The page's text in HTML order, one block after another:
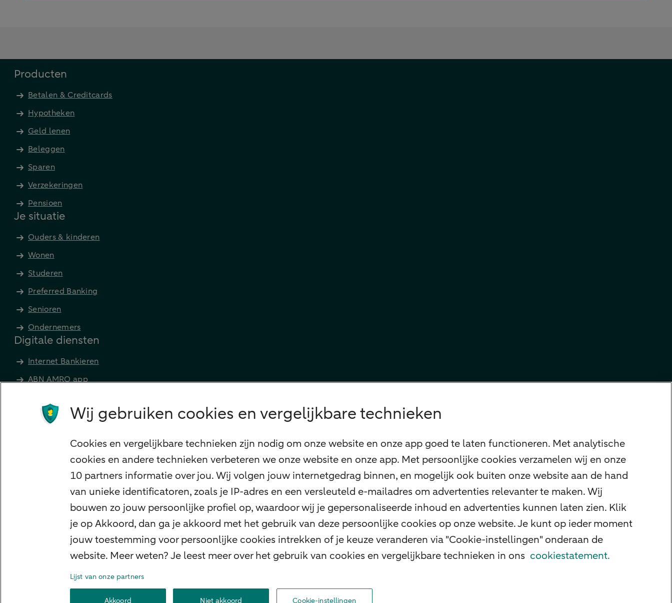
Producten
Betalen & Creditcards
Hypotheken
Geld lenen
Beleggen
Sparen
Verzekeringen
Pensioen
Je situatie
Ouders & kinderen
Wonen
Studeren
Preferred Banking
Senioren
Ondernemers
Digitale diensten
Internet Bankieren
ABN AMRO app
Apple Pay
Meest gezocht
Hypotheek berekenen
Jaaroverzicht
Rood staan
Over ABN AMROKlacht indienen
Wij gebruiken cookies en vergelijkbare technieken
Cookies en vergelijkbare technieken zijn nodig om onze website en onze app goed te laten functioneren. Met analytische
cookies en andere technieken verbeteren we onze website en onze app. Met persoonlijke cookies verzamelen wij en onze
10 partners informatie over jou. Wij volgen jouw internetgedrag binnen, en mogelijk ook buiten onze website aan de hand
van unieke identificatoren, zoals je IP-adres en een versleuteld e-mailadres om advertenties relevanter te maken. Wij
bouwen zo jouw persoonlijke profiel op, waardoor wij je gepersonaliseerde inhoud en advertenties kunnen laten zien. Klik
je op Akkoord, dan ga je akkoord met het gebruik van deze persoonlijke cookies op onze website. Je kunt op ieder moment
jouw toestemming voor persoonlijke cookies intrekken of je keuze veranderen via "Cookie-instellingen" onderaan de
website. Meer weten? Je leest meer over het gebruik van cookies en vergelijkbare technieken in ons cookiestatement.
Lijst van onze partners
Akkoord Niet akkoord Cookie-instellingen